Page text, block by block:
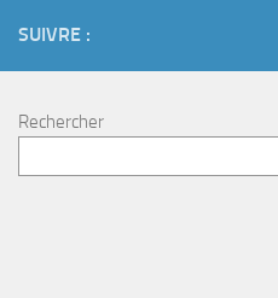
SUIVRE :
Rechercher